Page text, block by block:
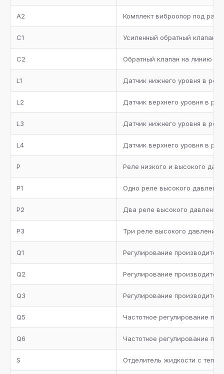
вентилем, фильтром и смотровым стеклом
Ресивер масла с запорными вентилями,
дифференциальным клапаном и запорным вентилем
между масляным ресивером и коллектором
всасывания. Запорный вентиль на линию подачи
масла, электронный регулятор уровня масла на
A2 Комплект виброопор под раму
C1 Усиленный обратный клапан
C2 Обратный клапан на линию
L1 Датчик нижнего уровня в
L2 Датчик верхнего уровня в
L3 Датчик нижнего уровня в
L4 Датчик верхнего уровня в
P Реле низкого и высокого
P1 Одно реле высокого
P2 Два реле высокого давления
P3 Три реле высокого давления
Q1 Регулирование
Q2 Регулирование
Q3 Регулирование
Q5 Частотное регулирование
Q6 Частотное регулирование
S Отделитель жидкости с